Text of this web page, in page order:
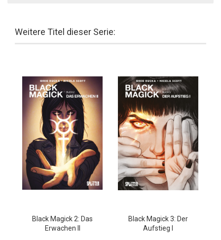
Weitere Titel dieser Serie:
Black Magick 2: Das
Erwachen II
Black Magick 3: Der
Aufstieg I